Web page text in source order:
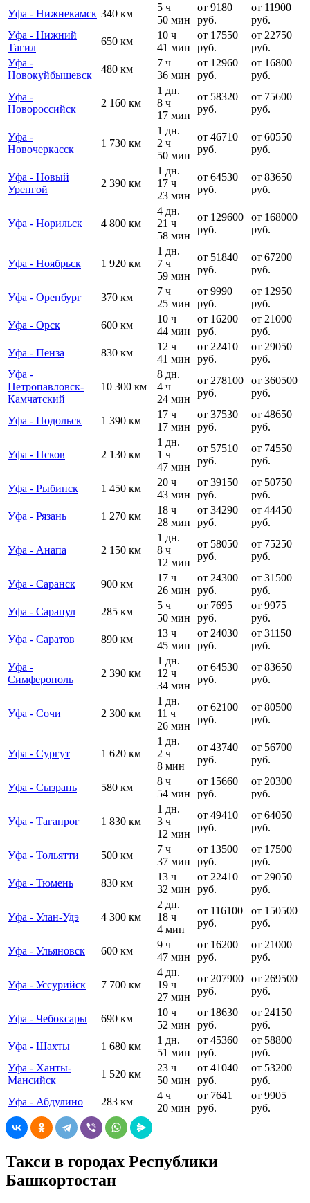
Уфа - Нижнекамск 340 км
5 ч
50 мин
от 9180
руб.
от 11900
руб.
Уфа - Нижний
Тагил
650 км
10 ч
41 мин
от 17550
руб.
от 22750
руб.
Уфа -
Новокуйбышевск
480 км
7 ч
36 мин
от 12960
руб.
от 16800
руб.
Уфа -
Новороссийск
2 160 км
1 дн.
8 ч
17 мин
от 58320
руб.
от 75600
руб.
Уфа -
Новочеркасск
1 730 км
1 дн.
2 ч
50 мин
от 46710
руб.
от 60550
руб.
Уфа - Новый
Уренгой
2 390 км
1 дн.
17 ч
23 мин
от 64530
руб.
от 83650
руб.
Уфа - Норильск 4 800 км
4 дн.
21 ч
58 мин
от 129600
руб.
от 168000
руб.
Уфа - Ноябрьск 1 920 км
1 дн.
7 ч
59 мин
от 51840
руб.
от 67200
руб.
Уфа - Оренбург 370 км
7 ч
25 мин
от 9990
руб.
от 12950
руб.
Уфа - Орск
600 км
10 ч
44 мин
от 16200
руб.
от 21000
руб.
Уфа - Пенза
830 км
12 ч
41 мин
от 22410
руб.
от 29050
руб.
Уфа -
Петропавловск-
Камчатский
10 300 км
8 дн.
4 ч
24 мин
от 278100
руб.
от 360500
руб.
Уфа - Подольск 1 390 км
17 ч
17 мин
от 37530
руб.
от 48650
руб.
Уфа - Псков 2 130 км
1 дн.
1 ч
47 мин
от 57510
руб.
от 74550
руб.
Уфа - Рыбинск 1 450 км
20 ч
43 мин
от 39150
руб.
от 50750
руб.
Уфа - Рязань
1 270 км
18 ч
28 мин
от 34290
руб.
от 44450
руб.
Уфа - Анапа 2 150 км
1 дн.
8 ч
12 мин
от 58050
руб.
от 75250
руб.
Уфа - Саранск 900 км
17 ч
26 мин
от 24300
руб.
от 31500
руб.
Уфа - Сарапул
285 км
5 ч
50 мин
от 7695
руб.
от 9975
руб.
Уфа - Саратов
890 км
13 ч
45 мин
от 24030
руб.
от 31150
руб.
Уфа -
Симферополь
2 390 км
1 дн.
12 ч
34 мин
от 64530
руб.
от 83650
руб.
Уфа - Сочи 2 300 км
1 дн.
11 ч
26 мин
от 62100
руб.
от 80500
руб.
Уфа - Сургут 1 620 км
1 дн.
2 ч
8 мин
от 43740
руб.
от 56700
руб.
Уфа - Сызрань 580 км
8 ч
54 мин
от 15660
руб.
от 20300
руб.
Уфа - Таганрог 1 830 км
1 дн.
3 ч
12 мин
от 49410
руб.
от 64050
руб.
Уфа - Тольятти 500 км
7 ч
37 мин
от 13500
руб.
от 17500
руб.
Уфа - Тюмень
830 км
13 ч
32 мин
от 22410
руб.
от 29050
руб.
Уфа - Улан-Удэ 4 300 км
2 дн.
18 ч
4 мин
от 116100
руб.
от 150500
руб.
Уфа - Ульяновск 600 км
9 ч
47 мин
от 16200
руб.
от 21000
руб.
Уфа - Уссурийск 7 700 км
4 дн.
19 ч
27 мин
от 207900
руб.
от 269500
руб.
Уфа - Чебоксары 690 км
10 ч
52 мин
от 18630
руб.
от 24150
руб.
Уфа - Шахты
1 680 км
1 дн.
51 мин
от 45360
руб.
от 58800
руб.
Уфа - Ханты-
Мансийск
1 520 км
23 ч
50 мин
от 41040
руб.
от 53200
руб.
Уфа - Абдулино
283 км
4 ч
20 мин
от 7641
руб.
от 9905
руб.
Такси в городах Республики
Башкортостан